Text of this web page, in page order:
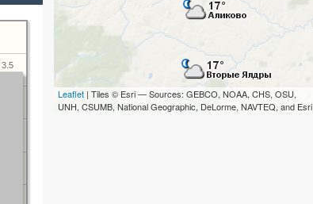
3.5
Leaflet | Tiles © Esri — Sources: GEBCO, NOAA, CHS, OSU,
UNH, CSUMB, National Geographic, DeLorme, NAVTEQ, and Esri